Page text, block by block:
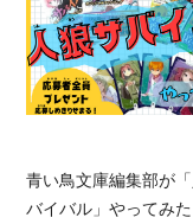
青い鳥文庫編集部が
バイバル」やってみた